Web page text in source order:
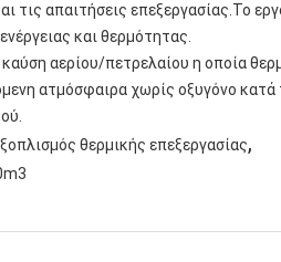
τις απαιτήσεις επεξεργασίας.Το
και θερμότητας.
αερίου/πετρελαίου η οποία
ατμόσφαιρα χωρίς οξυγόνο
θερμικής επεξεργασίας,